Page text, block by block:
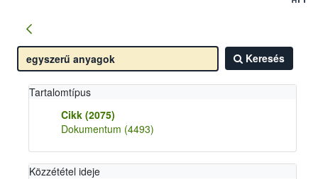
Keresés
Tartalomtípus
Cikk (2075)
Dokumentum (4493)
Közzététel ideje